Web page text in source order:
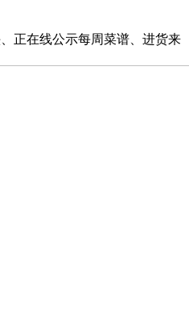
在线公示每周菜谱、进货来